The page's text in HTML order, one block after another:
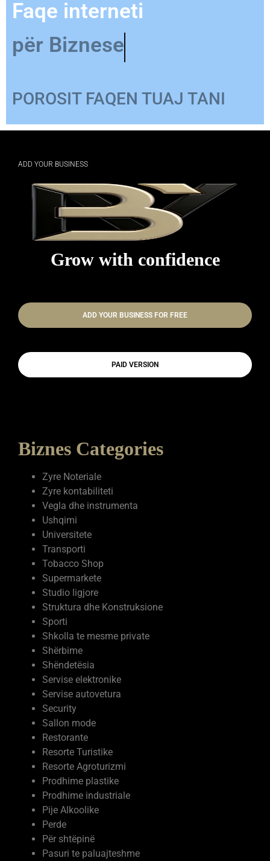
Faqe interneti
Grow with confidence
PAID VERSION
Zyre kontabiliteti
Vegla dhe instrumenta
Ushqimi
Universitete
Transporti
Tobacco Shop
Supermarkete
Studio ligjore
Struktura dhe Konstruksione
Sporti
Shkolla te mesme private
Shërbime
Shëndetësia
Servise elektronike
Servise autovetura
Security
Sallon mode
Restorante
Resorte Turistike
Resorte Agroturizmi
Prodhime plastike
Prodhime industriale
Pije Alkoolike
Perde
Për shtëpinë
Pasuri te paluajteshme
Parukeri